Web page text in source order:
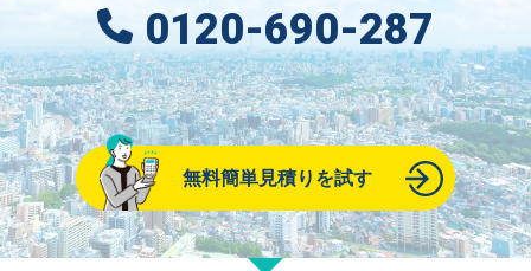
0120-690-287
無料簡単見積りを試す